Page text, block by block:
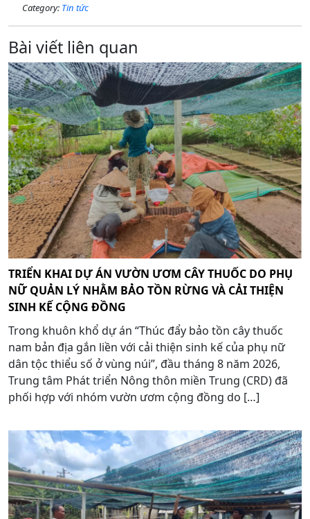
Category: Tin tức
Bài viết liên quan
TRIỂN KHAI DỰ ÁN VƯỜN ƯƠM CÂY THUỐC DO PHỤ
NỮ QUẢN LÝ NHẰM BẢO TỒN RỪNG VÀ CẢI THIỆN
SINH KẾ CỘNG ĐỒNG
Trong khuôn khổ dự án “Thúc đẩy bảo tồn cây thuốc
nam bản địa gắn liền với cải thiện sinh kế của phụ nữ
dân tộc thiểu số ở vùng núi”, đầu tháng 8 năm 2026,
Trung tâm Phát triển Nông thôn miền Trung (CRD) đã
phối hợp với nhóm vườn ươm cộng đồng do […]